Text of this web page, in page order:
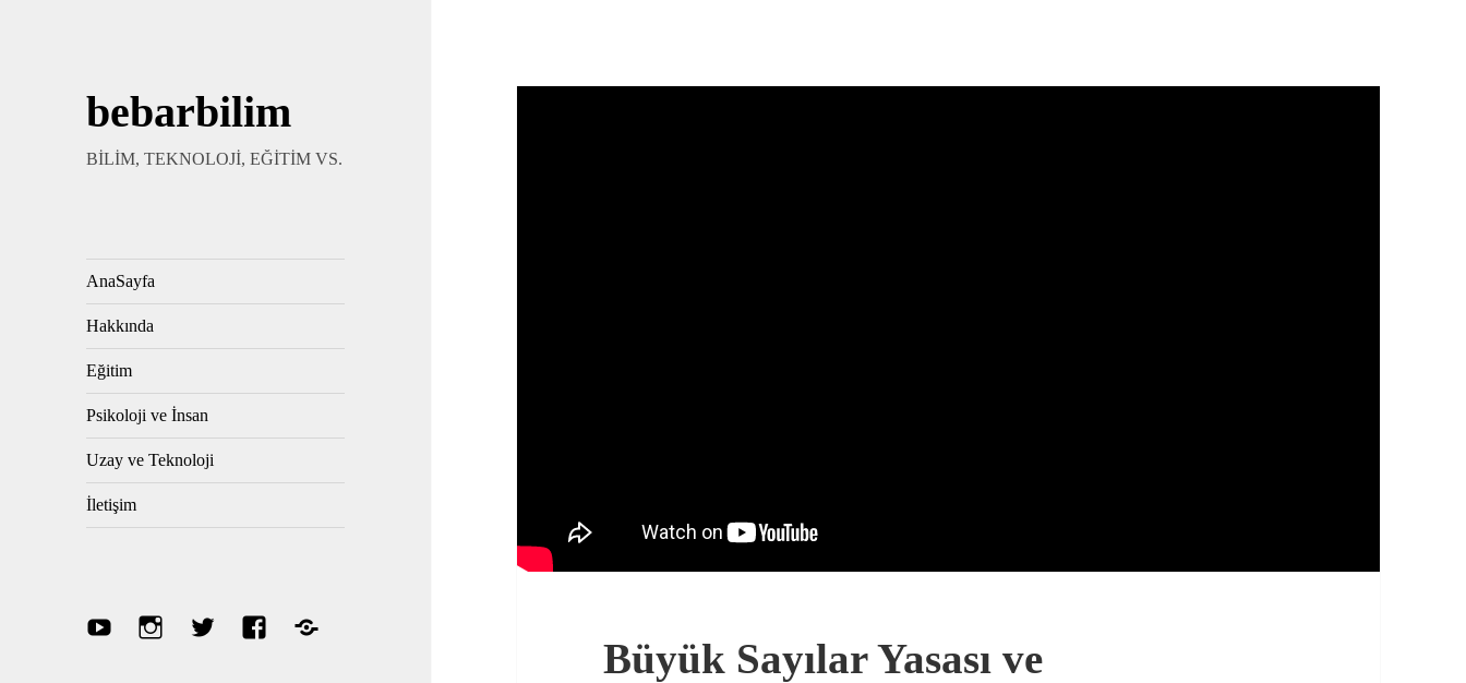
bebarbilim
BİLİM, TEKNOLOJİ, EĞİTİM VS.
AnaSayfa
Hakkında
Eğitim
Psikoloji ve İnsan
Uzay ve Teknoloji
İletişim
YoutubeInstagramTwitter FacebookDiscord
Büyük Sayılar Yasası ve